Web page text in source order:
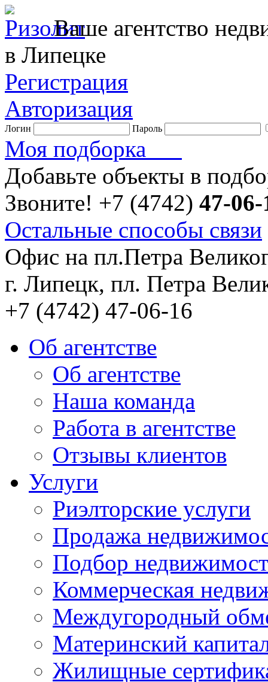
Ваше агентство
в Липецке
Регистрация
Авторизация
Логин Пароль
Моя подборка
Добавьте объекты в
Звоните! +7 (4742) 47-06-
Остальные способы связи
Офис на пл.Петра
г. Липецк, пл. Петра
+7 (4742) 47-06-16
Об агентстве
Об агентстве
Наша команда
Работа в агентстве
Отзывы клиентов
Услуги
Риэлторские услуги
Продажа
Подбор
Коммерческая
Междугородный
Материнский
Жилищные